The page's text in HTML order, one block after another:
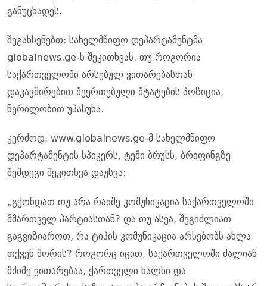
განუცხადეს.
შეგახსენებთ: სახელმწიფო დეპარტამენტმა
globalnews.ge-ს შეკითხვას, თუ როგორია
საქართველოში არსებულ ვითარებასთან
დაკავშირებით შეერთებული შტატების პოზიცია,
წერილობით უპასუხა.
კერძოდ, www.globalnews.ge-მ სახელმწიფო
დეპარტამენტის სპიკერს, ტემი ბრუსს, ბრიფინგზე
შემდეგი შეკითხვა დაუსვა:
„გქონდათ თუ არა რაიმე კომუნიკაცია საქართველოში
მმართველ პარტიასთან? და თუ ასეა, შეგიძლიათ
გაგვიზიაროთ, რა ტიპის კომუნიკაცია არსებობს ახლა
თქვენ შორის? როგორც იცით, საქართველოში ძალიან
მძიმე ვითარებაა, ქართველი ხალხი და